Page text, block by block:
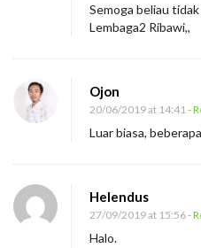
Semoga beliau
Lembaga2 Ribawi,,
Ojon
20/06/2019 at 14:41 -
Luar biasa,
Helendus
27/09/2019 at 15:56-
Halo.